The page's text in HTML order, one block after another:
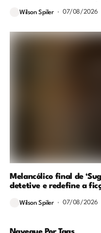
Wilson Spiler 07/08/2026
Melancólico final de
detetive e redefine a
Wilson Spiler 07/08/2026